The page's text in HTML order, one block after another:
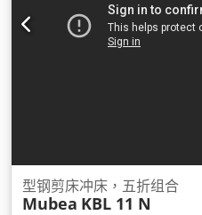
型钢剪床冲床，五折组合
Mubea KBL 11 N